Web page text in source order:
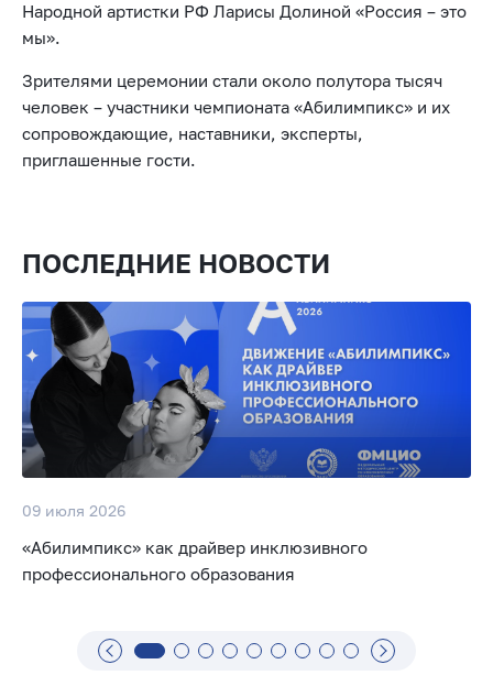
Народной артистки РФ Ларисы Долиной «Россия – это
мы».
Зрителями церемонии стали около полутора тысяч
человек – участники чемпионата «Абилимпикс» и их
сопровождающие, наставники, эксперты,
приглашенные гости.
ПОСЛЕДНИЕ НОВОСТИ
09 июля 2026
«Абилимпикс» как драйвер инклюзивного
профессионального образования